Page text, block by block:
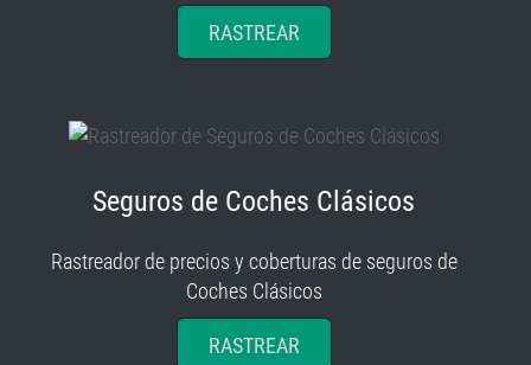
RASTREAR
Seguros de Coches Clásicos
Rastreador de precios y coberturas de seguros de
Coches Clásicos
RASTREAR